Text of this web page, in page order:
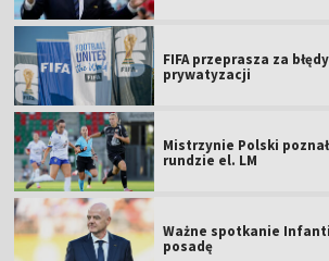
FIFA przeprasza za
prywatyzacji
Mistrzynie Polski
rundzie el. LM
Ważne spotkanie
posadę